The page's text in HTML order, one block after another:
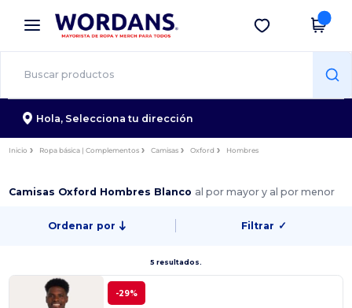
× App de Wordans
¡Mejores precios en app!
Descargar app
Hola, Selecciona tu dirección
Inicio Ropa básica | Complementos Camisas Oxford Hombres
Camisas Oxford Hombres Blanco al por mayor y al por menor
Ordenar por Filtrar ✓
5 resultados.
-29%